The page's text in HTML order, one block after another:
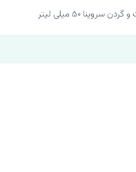
۵۰ میلی لیتر